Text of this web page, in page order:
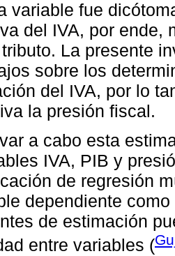
variable fue
del IVA, por ende,
La presente
sobre los
del IVA, por lo
la presión fiscal.
a cabo esta
IVA, PIB y
de regresión
dependiente
de estimación
entre variables (